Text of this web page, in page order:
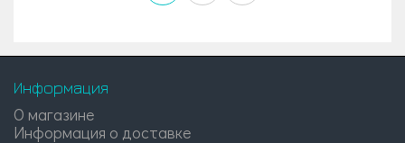
Информация
О магазине
Информация о доставке